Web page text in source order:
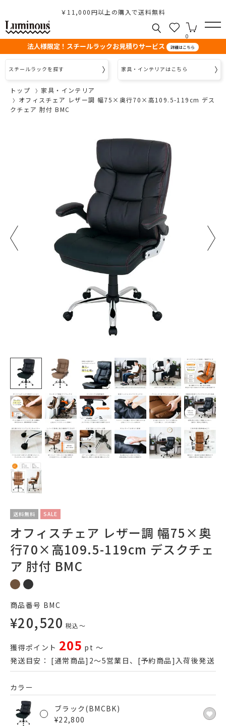
￥11,000円以上の購入で送料無料
0
法人様限定！スチールラックお見積りサービス 詳細はこちら
スチールラックを探す 家具・インテリアはこちら
トップ
家具・インテリア
オフィスチェア レザー調 幅75×奥行70×高109.5-119cm デス
クチェア 肘付 BMC
送料無料 SALE
オフィスチェア レザー調 幅75×奥
行70×高109.5-119cm デスクチェ
ア 肘付 BMC
商品番号 BMC
¥20,520 税込〜
獲得ポイント 205 pt 〜
発送目安： [通常商品]2～5営業日、[予約商品]入荷後発送
カラー
ブラック(BMCBK)
¥22,800